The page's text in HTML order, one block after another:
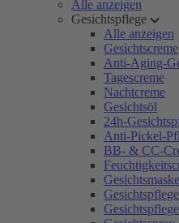
Alle anzeigen
Gesichtspflege
Alle anzeigen
Gesichtscreme
Anti-Aging-
Tagescreme
Nachtcreme
Gesichtsöl
24h-
Anti-Pickel-
BB- & CC-